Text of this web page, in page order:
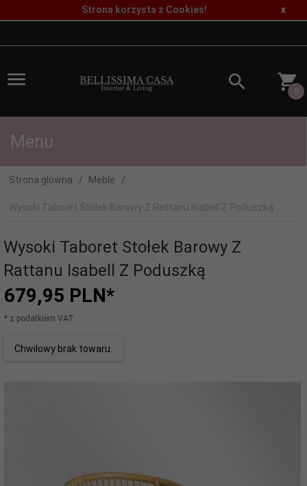
Strona korzysta z Cookies! x
0
Menu
Strona główna Meble
Wysoki Taboret Stołek Barowy Z Rattanu Isabell Z Poduszką
Wysoki Taboret Stołek Barowy Z
Rattanu Isabell Z Poduszką
679,95 PLN*
* z podatkiem VAT
Chwilowy brak towaru.